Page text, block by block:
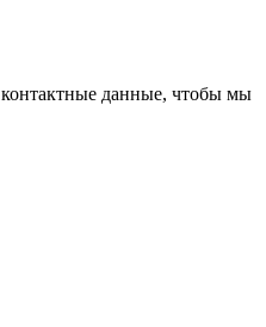
данные, чтобы мы